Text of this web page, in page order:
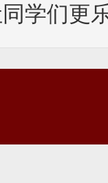
学们更